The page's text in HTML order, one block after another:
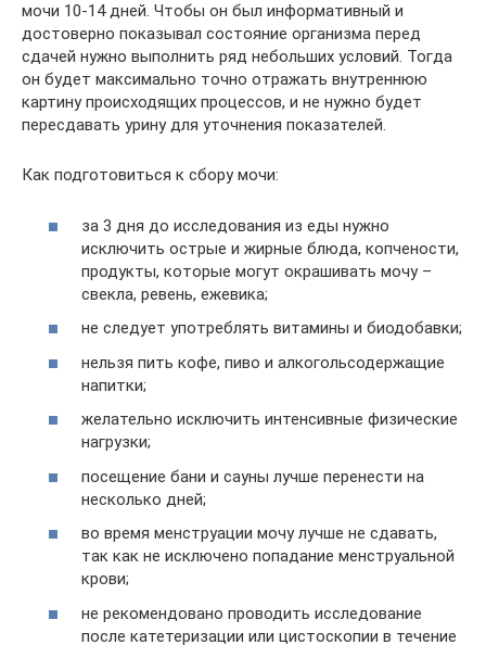
мочи 10-14 дней. Чтобы он был информативный и
достоверно показывал состояние организма перед
сдачей нужно выполнить ряд небольших условий. Тогда
он будет максимально точно отражать внутреннюю
картину происходящих процессов, и не нужно будет
пересдавать урину для уточнения показателей.
Как подготовиться к сбору мочи:
за 3 дня до исследования из еды нужно
исключить острые и жирные блюда, копчености,
продукты, которые могут окрашивать мочу –
свекла, ревень, ежевика;
не следует употреблять витамины и биодобавки;
нельзя пить кофе, пиво и алкогольсодержащие
напитки;
желательно исключить интенсивные физические
нагрузки;
посещение бани и сауны лучше перенести на
несколько дней;
во время менструации мочу лучше не сдавать,
так как не исключено попадание менструальной
крови;
не рекомендовано проводить исследование
после катетеризации или цистоскопии в течение